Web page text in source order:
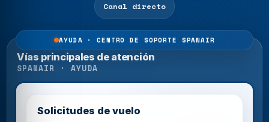
Canal directo
AYUDA · CENTRO DE SOPORTE SPANAIR
Vías principales de atención
SPANAIR · AYUDA
Solicitudes de vuelo